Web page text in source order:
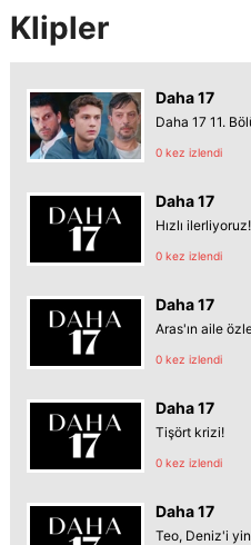
Klipler
Daha 17
Daha 17 11.
0 kez izlendi
Daha 17
Hızlı ilerliyoruz!
0 kez izlendi
Daha 17
Aras'ın aile
0 kez izlendi
Daha 17
Tişört krizi!
0 kez izlendi
Daha 17
Teo, Deniz'i